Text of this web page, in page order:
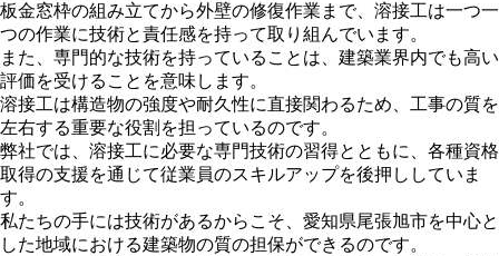
板金窓枠の組み立てから外壁の修復作業まで、溶接工は一つ一
つの作業に技術と責任感を持って取り組んでいます。
また、専門的な技術を持っていることは、建築業界内でも高い
評価を受けることを意味します。
溶接工は構造物の強度や耐久性に直接関わるため、工事の質を
左右する重要な役割を担っているのです。
弊社では、溶接工に必要な専門技術の習得とともに、各種資格
取得の支援を通じて従業員のスキルアップを後押ししていま
す。
私たちの手には技術があるからこそ、愛知県尾張旭市を中心と
した地域における建築物の質の担保ができるのです。